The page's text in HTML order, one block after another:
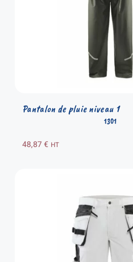
1301
Pantalon de pluie niveau 1
48,87€ HT